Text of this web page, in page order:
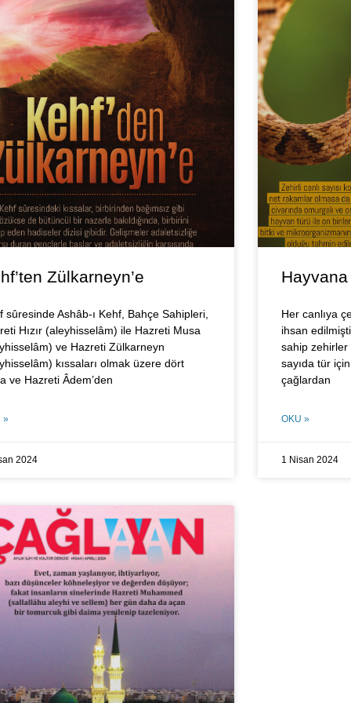
Zülkarneyn’e
sûresinde Ashâb-ı Kehf, Bahçe Sahipleri,
Hızır (aleyhisselâm) ile Hazreti Musa
ve Hazreti Zülkarneyn
kıssaları olmak üzere dört
ve Hazreti Âdem’den
»
2024
Her canlıya
ihsan
sahip
sayıda tür
çağlardan
OKU »
1 Nisan 2024